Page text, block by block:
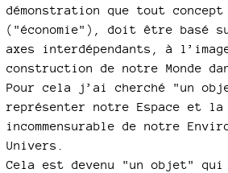
démonstration que tout concept
("économie"), doit être basé
axes interdépendants, à
construction de notre Monde
Pour cela j’ai cherché "un
représenter notre Espace et
incommensurable de notre
Univers.
Cela est devenu "un objet"